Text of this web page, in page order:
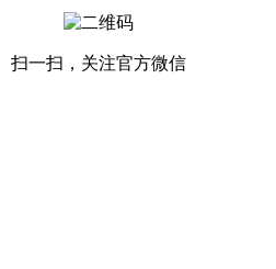
扫一扫，关注官方微信